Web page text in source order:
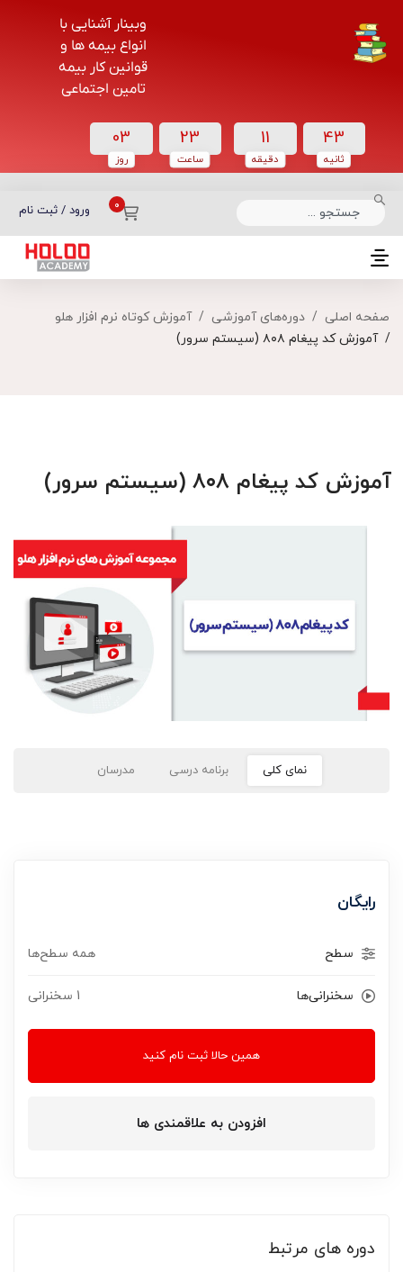
وبینار آشنایی با
انواع بیمه ها و
قوانین کار بیمه
تامین اجتماعی
03
روز
23
ساعت‌
11
دقیقه
43
ثانیه
ورود / ثبت نام
دسته بندی دوره‌ها
صفحه اصلی دوره‌های آموزشی
آموزش کوتاه نرم افزار هلو
آموزش کد پیغام ۸۰۸ (سیستم سرور)
آموزش کد پیغام ۸۰۸ (سیستم سرور)
نمای کلی برنامه درسی مدرسان
رایگان
سطح همه سطح‌ها
سخنرانی‌ها 1 سخنرانی‌
همین حالا ثبت نام کنید
افزودن به علاقمندی ها
دوره های مرتبط